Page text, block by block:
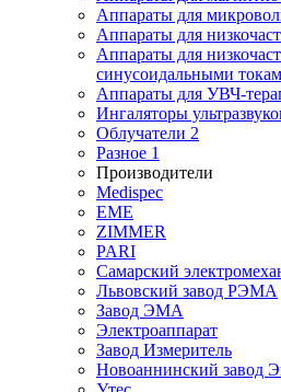
Аппараты для
Аппараты для
Аппараты для
синусоидальными
Аппараты для УВЧ-
Ингаляторы
Облучатели 2
Разное 1
Производители
Medispec
EME
ZIMMER
PARI
Самарский
Львовский завод РЭМА
Завод ЭМА
Электроаппарат
Завод Измеритель
Новоаннинский завод